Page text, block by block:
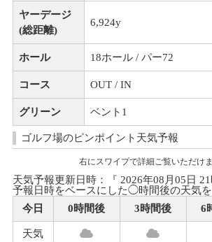
ヤーデージ
(総距離)
6,924y
ホール 18ホール / パー72
コース OUT / IN
グリーン ベント1
ゴルフ場のピンポイント天気予報
右にスワイプで詳細ご覧いただけ
天気予報更新日時：『 2026年08月05日 21
予報日時をベースにした◯時間後の天気を
今日
0時間後 3時間後 6
天気